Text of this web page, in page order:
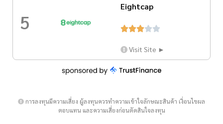
5
Eightcap

Visit Site ►
การลงทุนมีความเสี่ยง ผู้ลงทุนควรทำความเข้าใจลักษณะสินค้า เงื่อนไขผล
ตอบแทน และความเสี่ยงก่อนตัดสินใจลงทุน